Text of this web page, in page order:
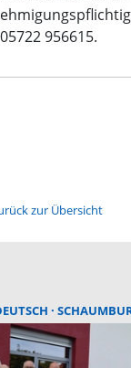
956615.
zur Übersicht